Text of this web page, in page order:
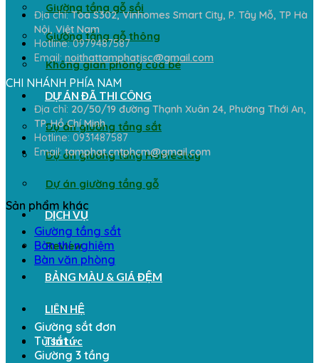
Giường tầng gỗ sồi
Giường tầng gỗ thông
Không gian phòng của bé
DỰ ÁN ĐÃ THI CÔNG
Dự án giường tầng sắt
Dự án giường tầng HomeStay
Dự án giường tầng gỗ
DỊCH VỤ
Review
BẢNG MÀU & GIÁ ĐỆM
LIÊN HỆ
Tin tức
Địa chỉ:Tòa S302, Vinhomes Smart City, P. Tây Mỗ, TP Hà
Nội, Việt Nam
Hotline: 0979487587
Email: noithattamphatjsc@gmail.com
CHI NHÁNH PHÍA NAM
Địa chỉ: 20/50/19 đường Thạnh Xuân 24, Phường Thới An,
TP. Hồ Chí Minh
Hotline: 0931487587
Email:tamphat.cntphcm@gmail.com
Sản phẩm khác
Giường tầng sắt
Bàn thí nghiệm
Bàn văn phòng
Giường sắt đơn
Tủ sắt
Giường 3 tầng